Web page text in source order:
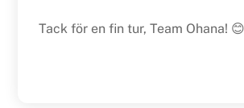
Tack för en fin tur, Team Ohana! 😊